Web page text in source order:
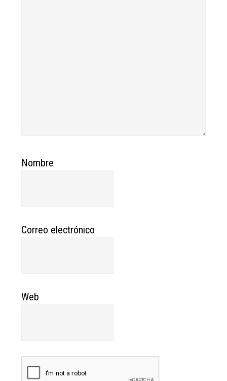
Nombre
Correo electrónico
Web